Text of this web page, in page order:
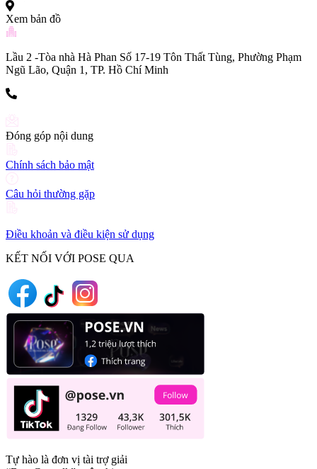
Xem bản đồ
Lầu 2 -Tòa nhà Hà Phan Số 17-19 Tôn Thất Tùng, Phường Phạm
Ngũ Lão, Quận 1, TP. Hồ Chí Minh
Đóng góp nội dung
Chính sách bảo mật
Câu hỏi thường gặp
Điều khoản và điều kiện sử dụng
KẾT NỐI VỚI POSE QUA
Tự hào là đơn vị tài trợ giải